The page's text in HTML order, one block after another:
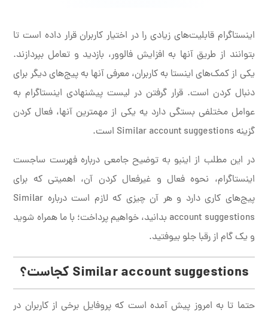
اینستاگرام قابلیت‌های زیادی را در اختیار کاربران قرار داده است تا
بتوانند از طریق آنها به افزایش فالوور، بازدید و تعامل بپردازند.
یکی از کمک‌های اینستا به کاربران، معرفی آنها به پیج‌های دیگر برای
دنبال کردن است. قرار گرفتن در لیست پیشنهادی اینستاگرام به
عوامل مختلفی بستگی دارد یه یکی از مهمترین آنها، فعال کردن
گزینه Similar account suggestions است.
در این مطلب از اینبو به توضیح جامعی درباره فهرست ساجست
اینستاگرام، نحوه فعال و غیرفعال کردن آن، اهمیتی که برای
پیج‌های کاری دارد و هر آن چیزی که لازم است درباره Similar
account suggestions بدانید، خواهیم پرداخت؛ با ما همراه شوید
و یک گام از رقبا جلو بیوفتید.
Similar account suggestions کجاست؟
حتما تا به امروز پیش آمده است که پروفایل برخی از کاربران در